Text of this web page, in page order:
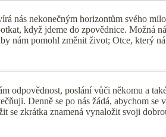
nás nekonečným horizontům svého
když jdeme do zpovědnice. Možná
nám pomohl změnit život; Otce, který
odpovědnost, poslání vůči někomu a
Denně se po nás žádá, abychom se
se zkrátka znamená vynaložit svoji